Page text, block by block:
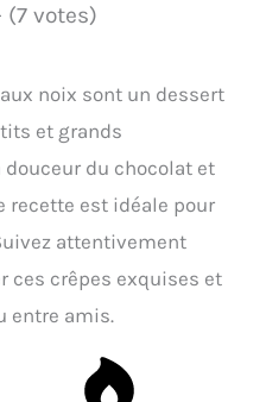
(7 votes)
noix sont un dessert
et grands
du chocolat et
recette est idéale pour
attentivement
ces crêpes exquises et
entre amis.